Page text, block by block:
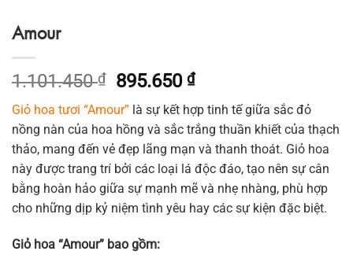
Amour
1.101.450₫
Giá
gốc
là:
1.101.450 ₫.
895.650₫Giá
hiện
tại
là:
895.650 ₫.
Giỏ hoa tươi “Amour” là sự kết hợp tinh tế giữa sắc đỏ
nồng nàn của hoa hồng và sắc trắng thuần khiết của thạch
thảo, mang đến vẻ đẹp lãng mạn và thanh thoát. Giỏ hoa
này được trang trí bởi các loại lá độc đáo, tạo nên sự cân
bằng hoàn hảo giữa sự mạnh mẽ và nhẹ nhàng, phù hợp
cho những dịp kỷ niệm tình yêu hay các sự kiện đặc biệt.
Giỏ hoa “Amour” bao gồm: